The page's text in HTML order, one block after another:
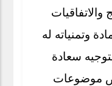
والاتفاقيات
وتمنياته له
سعادة
موضوعات